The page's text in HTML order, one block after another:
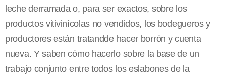
leche derramada o, para ser exactos, sobre los
productos vitivinícolas no vendidos, los bodegueros y
productores están tratandde hacer borrón y cuenta
nueva. Y saben cómo hacerlo sobre la base de un
trabajo conjunto entre todos los eslabones de la